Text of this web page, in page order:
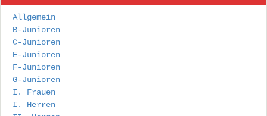
Allgemein
B-Junioren
C-Junioren
E-Junioren
F-Junioren
G-Junioren
I. Frauen
I. Herren